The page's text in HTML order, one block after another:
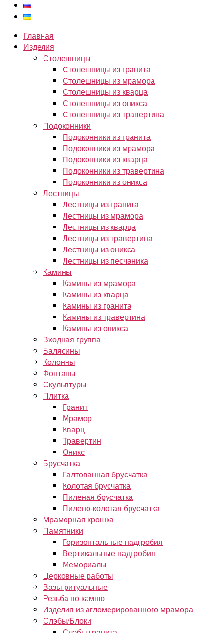
Главная
Изделия
Столешницы
Столешницы из гранита
Столешницы из мрамора
Столешницы из кварца
Столешницы из оникса
Столешницы из травертина
Подоконники
Подоконники из гранита
Подоконники из мрамора
Подоконники из кварца
Подоконники из травертина
Подоконники из оникса
Лестницы
Лестницы из гранита
Лестницы из мрамора
Лестницы из кварца
Лестницы из травертина
Лестницы из оникса
Лестницы из песчаника
Камины
Камины из мрамора
Камины из кварца
Камины из гранита
Камины из травертина
Камины из оникса
Входная группа
Балясины
Колонны
Фонтаны
Скульптуры
Плитка
Гранит
Мрамор
Кварц
Травертин
Оникс
Брусчатка
Галтованная брусчатка
Колотая брусчатка
Пиленая брусчатка
Пилено-колотая брусчатка
Мраморная крошка
Памятники
Горизонтальные надгробия
Вертикальные надгробия
Мемориалы
Церковные работы
Вазы ритуальные
Резьба по камню
Изделия из агломерированного мрамора
Слэбы/Блоки